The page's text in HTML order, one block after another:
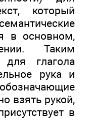
который
в основном,
Таким
для глагола
рука и
взять рукой,
в